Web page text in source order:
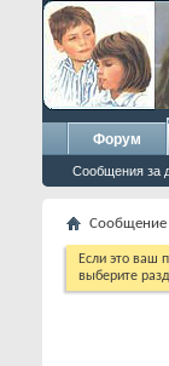
Форум
Сообщения за
Если это ваш
выберите